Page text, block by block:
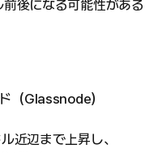
後になる可能性がある
（Glassnode）
近辺まで上昇し、